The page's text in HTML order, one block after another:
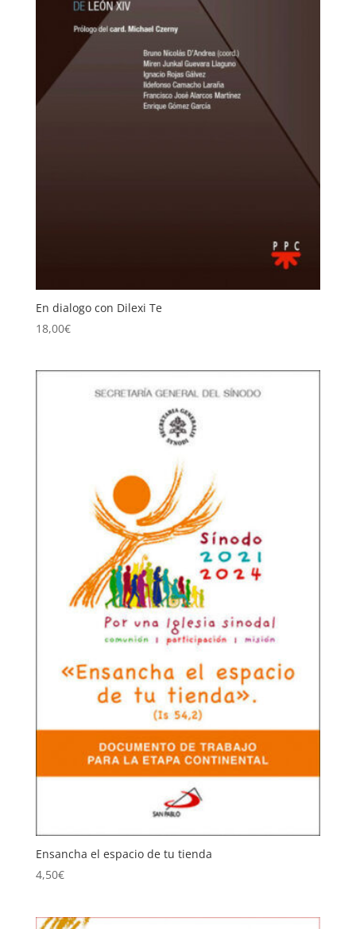
En dialogo con Dilexi Te
18,00€
Ensancha el espacio de tu tienda
4,50€